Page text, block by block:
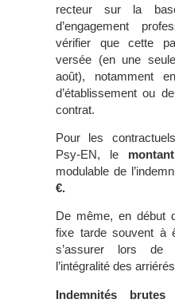
recteur sur la
d’engagement
vérifier que cette
versée (en une
août), notamment
d’établissement ou
contrat.
Pour les
Psy-EN, le
modulable de
€.
De même, en début
fixe tarde souvent à
s’assurer lors de
l’intégralité des
Indemnités brutes